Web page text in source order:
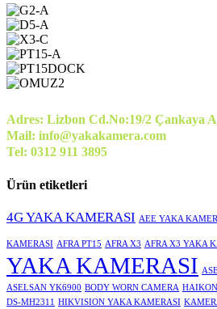
Adres: Lizbon Cd.No:19/2 Çankaya
Mail: info@yakakamera.com
Tel: 0312 911 3895
Ürün etiketleri
4G YAKA KAMERASI AEE YAKA
KAMERASI AFRA PT15 AFRA X3 AFRA X3 YAKA
YAKA KAMERASI
ASELSAN YK6900 BODY WORN CAMERA
DS-MH2311
HIKVISION YAKA KAMERASI